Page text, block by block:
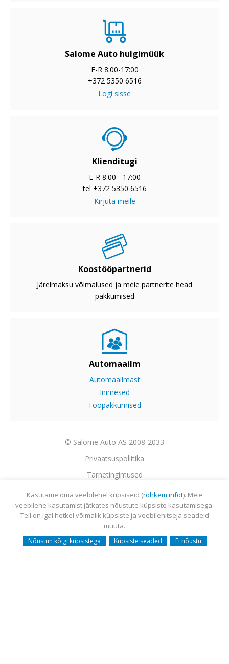
Salome Auto hulgimüük
E-R 8:00-17:00
+372 5350 6516
Logi sisse
Klienditugi
E-R 8:00 - 17:00
tel +372 5350 6516
Kirjuta meile
Koostööpartnerid
Järelmaksu võimalused ja meie partnerite head
pakkumised
Automaailm
Automaailmast
Inimesed
Tööpakkumised
© Salome Auto AS 2008-2033
Privaatsuspoliitika
Tarnetingimused
Garantii
Utiliseerimine
Sisukaart
Webmail
Kasutame oma veebilehel küpsiseid (rohkem infot). Meie
veebilehe kasutamist jätkates nõustute küpsiste kasutamisega.
Teil on igal hetkel võimalik küpsiste ja veebilehitseja seadeid
muuta.
Nõustun kõigi küpsistega Küpsiste seaded Ei nõustu